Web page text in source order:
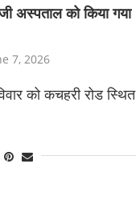
अस्पताल को किया गया
7, 2026
को कचहरी रोड स्थित